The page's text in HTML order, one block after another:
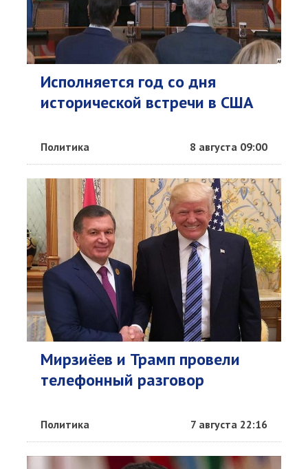
Исполняется год со дня
исторической встречи в США
Политика 8 августа 09:00
Мирзиёев и Трамп провели
телефонный разговор
Политика 7 августа 22:16